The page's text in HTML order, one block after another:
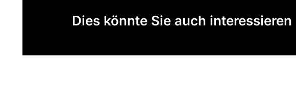
Dies könnte Sie auch interessieren